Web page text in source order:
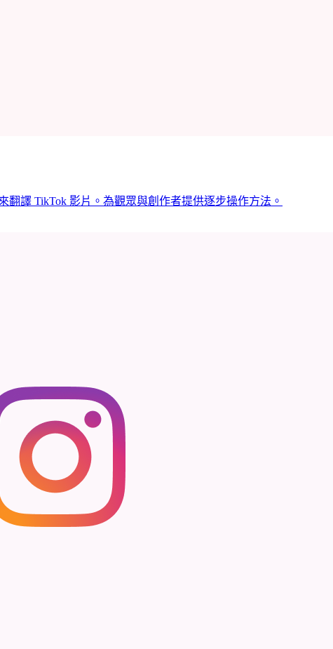
譯 TikTok 影片。為觀眾與創作者提供逐步操作方法。